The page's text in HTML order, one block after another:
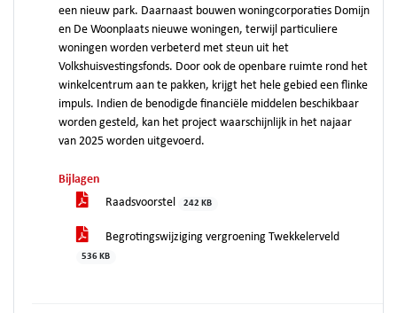
een nieuw park. Daarnaast bouwen woningcorporaties Domijn
en De Woonplaats nieuwe woningen, terwijl particuliere
woningen worden verbeterd met steun uit het
Volkshuisvestingsfonds. Door ook de openbare ruimte rond het
winkelcentrum aan te pakken, krijgt het hele gebied een flinke
impuls. Indien de benodigde financiële middelen beschikbaar
worden gesteld, kan het project waarschijnlijk in het najaar
van 2025 worden uitgevoerd.
Bijlagen
Raadsvoorstel
242 KB
Begrotingswijziging vergroening Twekkelerveld
536 KB